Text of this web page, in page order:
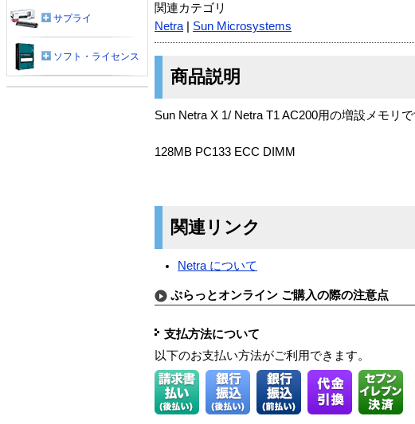
関連カテゴリ
Netra
Sun Microsystems
商品説明
Sun Netra X 1/ Netra T1 AC200用の増設メモリで
128MB PC133 ECC DIMM
関連リンク
Netra について
ぷらっとオンライン ご購入の際の注意点
支払方法について
以下のお支払い方法がご利用できます。
サプライ
ソフト・ライセンス